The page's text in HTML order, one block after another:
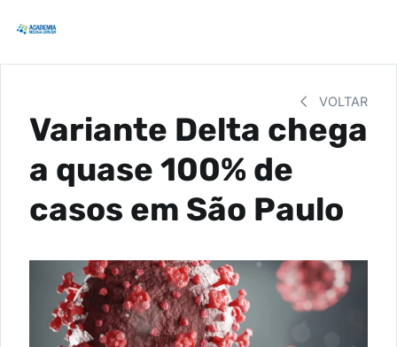
VOLTAR
Variante Delta chega
a quase 100% de
casos em São Paulo